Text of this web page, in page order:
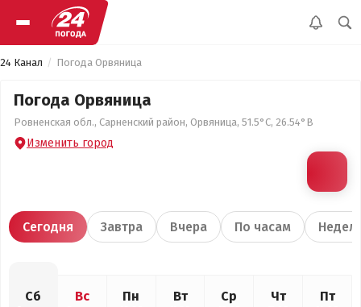
24 Канал Погода Орвяница
Погода Орвяница
Ровненская обл., Сарненский район, Орвяница, 51.5°С, 26.54°В
Изменить город
Сегодня Завтра Вчера По часам
Сб Вс Пн Вт Ср Чт Пт